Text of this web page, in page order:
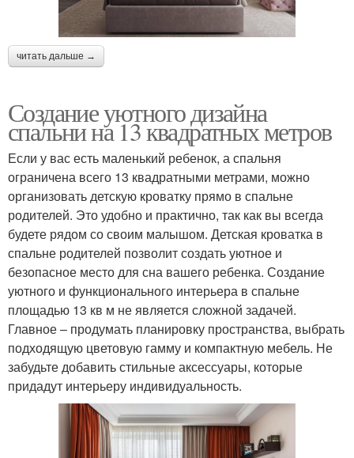
читать дальше →
Создание уютного дизайна
спальни на 13 квадратных метров
Если у вас есть маленький ребенок, а спальня
ограничена всего 13 квадратными метрами, можно
организовать детскую кроватку прямо в спальне
родителей. Это удобно и практично, так как вы всегда
будете рядом со своим малышом. Детская кроватка в
спальне родителей позволит создать уютное и
безопасное место для сна вашего ребенка. Создание
уютного и функционального интерьера в спальне
площадью 13 кв м не является сложной задачей.
Главное – продумать планировку пространства, выбрать
подходящую цветовую гамму и компактную мебель. Не
забудьте добавить стильные аксессуары, которые
придадут интерьеру индивидуальность.